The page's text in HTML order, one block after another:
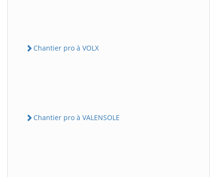
Chantier pro à VOLX
Chantier pro à VALENSOLE